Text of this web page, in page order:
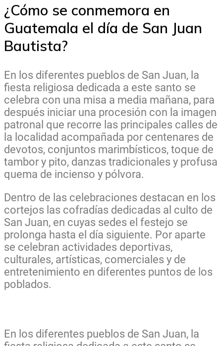
¿Cómo se conmemora en
Guatemala el día de San Juan
Bautista?
En los diferentes pueblos de San Juan, la
fiesta religiosa dedicada a este santo se
celebra con una misa a media mañana, para
después iniciar una procesión con la imagen
patronal que recorre las principales calles de
la localidad acompañada por centenares de
devotos, conjuntos marimbísticos, toque de
tambor y pito, danzas tradicionales y profusa
quema de incienso y pólvora.
Dentro de las celebraciones destacan en los
cortejos las cofradías dedicadas al culto de
San Juan, en cuyas sedes el festejo se
prolonga hasta el día siguiente. Por aparte
se celebran actividades deportivas,
culturales, artísticas, comerciales y de
entretenimiento en diferentes puntos de los
poblados.
En los diferentes pueblos de San Juan, la